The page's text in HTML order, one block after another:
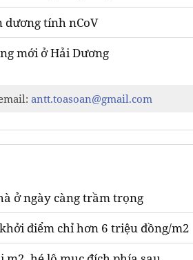
dương tính nCoV
mới ở Hải Dương
antt.toasoan@gmail.com
ở ngày càng trầm trọng
điểm chỉ hơn 6 triệu đồng/m2